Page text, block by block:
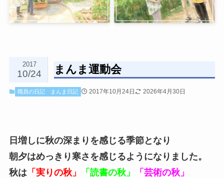
まんま運動会
2017
10/24
職員の日記 まんま日記 2017年10月24日 2026年4月30日
日増しに秋の深まりを感じる季節となり
朝夕はめっきり寒さを感じるようになりました。
秋は「実りの秋」 「読書の秋」
「芸術の秋」